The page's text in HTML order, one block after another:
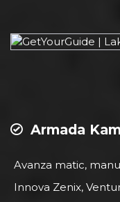
Armada
Avanza matic,
Innova Zenix,